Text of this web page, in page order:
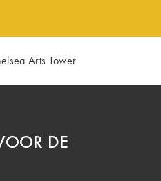
Arts Tower
DE